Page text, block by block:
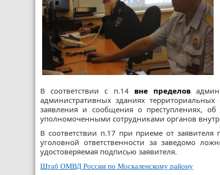
В соответствии с п.14 вне пределов
административных зданиях
заявления и сообщения о преступлениях,
уполномоченными сотрудниками органов
В соответствии п.17 при приеме от заявителя
уголовной ответственности за заведомо
удостоверяемая подписью заявителя.
Штаб ОМВД России по Москаленскому району